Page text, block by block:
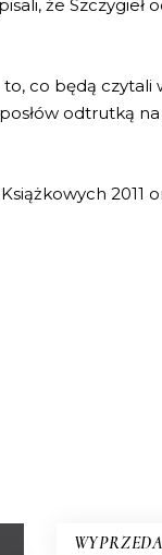
że Szczygieł
co będą czytali
odtrutką
2011